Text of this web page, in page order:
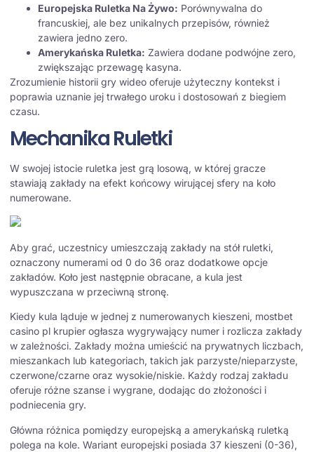
Europejska Ruletka Na Żywo: Porównywalna do
francuskiej, ale bez unikalnych przepisów, również
zawiera jedno zero.
Amerykańska Ruletka: Zawiera dodane podwójne zero,
zwiększając przewagę kasyna.
Zrozumienie historii gry wideo oferuje użyteczny kontekst i
poprawia uznanie jej trwałego uroku i dostosowań z biegiem
czasu.
Mechanika Ruletki
W swojej istocie ruletka jest grą losową, w której gracze
stawiają zakłady na efekt końcowy wirującej sfery na koło
numerowane.
Aby grać, uczestnicy umieszczają zakłady na stół ruletki,
oznaczony numerami od 0 do 36 oraz dodatkowe opcje
zakładów. Koło jest następnie obracane, a kula jest
wypuszczana w przeciwną stronę.
Kiedy kula ląduje w jednej z numerowanych kieszeni, mostbet
casino pl krupier ogłasza wygrywający numer i rozlicza zakłady
w zależności. Zakłady można umieścić na prywatnych liczbach,
mieszankach lub kategoriach, takich jak parzyste/nieparzyste,
czerwone/czarne oraz wysokie/niskie. Każdy rodzaj zakładu
oferuje różne szanse i wygrane, dodając do złożoności i
podniecenia gry.
Główna różnica pomiędzy europejską a amerykańską ruletką
polega na kole. Wariant europejski posiada 37 kieszeni (0-36),